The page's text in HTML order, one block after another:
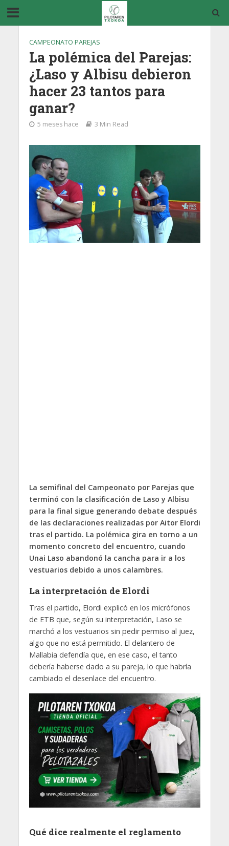
CAMPEONATO PAREJAS
La polémica del Parejas:
¿Laso y Albisu debieron
hacer 23 tantos para
ganar?
5 meses hace 3 Min Read
La semifinal del Campeonato por Parejas que
terminó con la clasificación de Laso y Albisu
para la final sigue generando debate después
de las declaraciones realizadas por Aitor Elordi
tras el partido. La polémica gira en torno a un
momento concreto del encuentro, cuando
Unai Laso abandonó la cancha para ir a los
vestuarios debido a unos calambres.
La interpretación de Elordi
Tras el partido, Elordi explicó en los micrófonos
de ETB que, según su interpretación, Laso se
marchó a los vestuarios sin pedir permiso al juez,
algo que no está permitido. El delantero de
Mallabia defendía que, en ese caso, el tanto
debería haberse dado a su pareja, lo que habría
cambiado el desenlace del encuentro.
Qué dice realmente el reglamento